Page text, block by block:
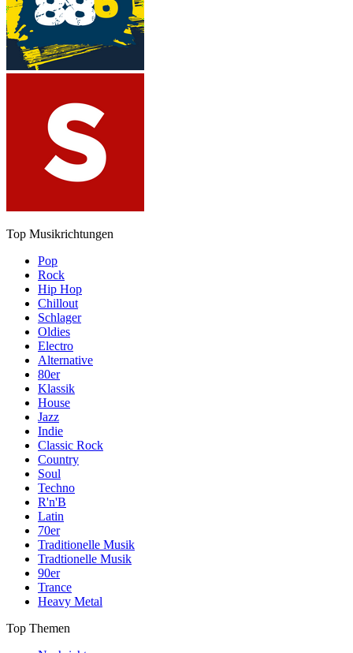
Top Musikrichtungen
Pop
Rock
Hip Hop
Chillout
Schlager
Oldies
Electro
Alternative
80er
Klassik
House
Jazz
Indie
Classic Rock
Country
Soul
Techno
R'n'B
Latin
70er
Traditionelle Musik
Tradtionelle Musik
90er
Trance
Heavy Metal
Top Themen